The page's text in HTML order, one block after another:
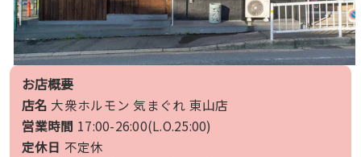
お店概要
店名 大衆ホルモン 気まぐれ 東山店
営業時間 17:00-26:00(L.O.25:00)
定休日 不定休